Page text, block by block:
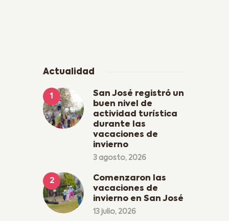
Actualidad
San José registró un
buen nivel de
actividad turística
durante las
vacaciones de
invierno
3 agosto, 2026
Comenzaron las
vacaciones de
invierno en San José
13 julio, 2026